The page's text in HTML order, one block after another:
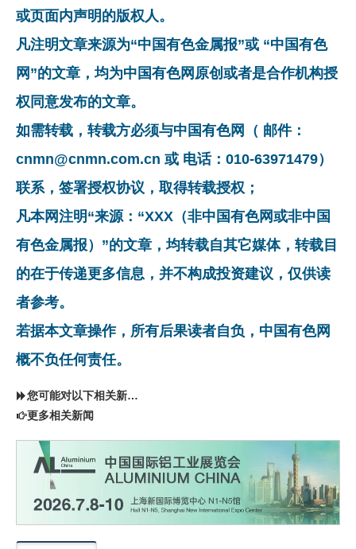
或页面内声明的版权人。
凡注明文章来源为“中国有色金属报”或 “中国有色
网”的文章，均为中国有色网原创或者是合作机构授
权同意发布的文章。
如需转载，转载方必须与中国有色网（ 邮件：
cnmn@cnmn.com.cn 或 电话：010-63971479）
联系，签署授权协议，取得转载授权；
凡本网注明“来源：“XXX（非中国有色网或非中国
有色金属报）”的文章，均转载自其它媒体，转载目
的在于传递更多信息，并不构成投资建议，仅供读
者参考。
若据本文章操作，所有后果读者自负，中国有色网
概不负任何责任。
您可能对以下相关新闻同样感兴趣
更多相关新闻